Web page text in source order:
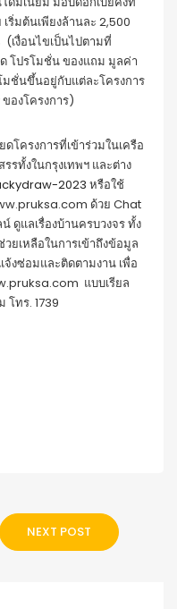
ริ่มต้นเพียงล้านละ 2,500
(เงื่อนไขเป็นไปตามที่
โปรโมชั่น ของแถม มูลค่า
มชั่นขึ้นอยู่กับแต่ละโครงการ
องโครงการ)
โครงการที่เข้าร่วมในเครือ
รทั้งในกรุงเทพฯ และต่าง
2023 หรือใช้
ด้วย Chat
ดูแลเรื่องบ้านครบวงจร ทั้ง
ยเหลือในการเข้าถึงข้อมูล
จ้งซ่อมและติดตามงาน เพื่อ
แบบเรียล
โทร. 1739
NEXT POST